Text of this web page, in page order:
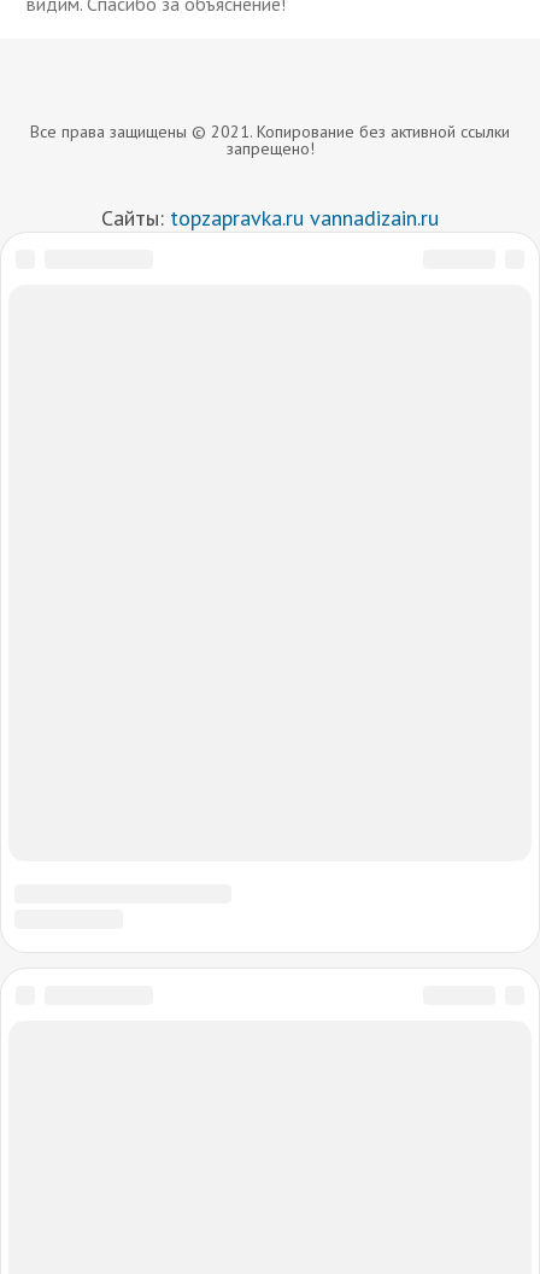
Все права защищены © 2021. Копирование без активной ссылки
запрещено!
Сайты: topzapravka.ru vannadizain.ru